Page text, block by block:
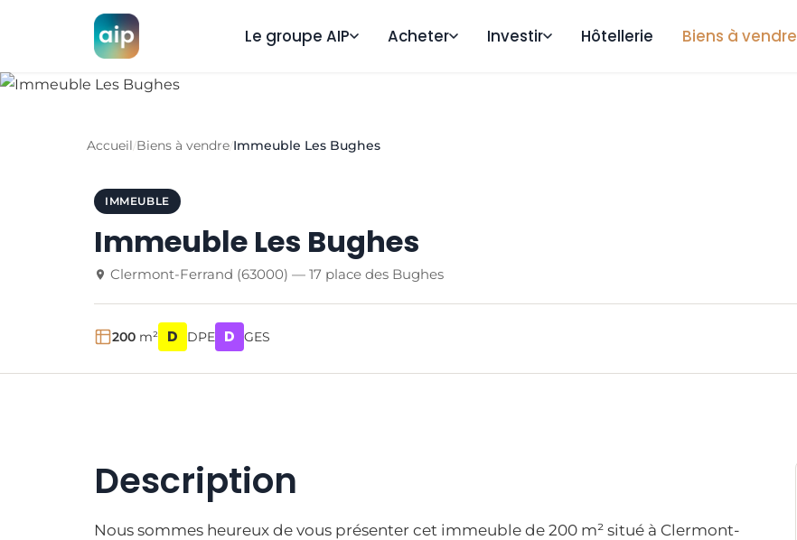
Le groupe AIP Acheter Investir Hôtellerie Biens à vendre
Accueil/Biens à vendre/Immeuble Les Bughes
IMMEUBLE
Immeuble Les Bughes
Clermont-Ferrand (63000) — 17 place des Bughes
200 m² D DPE D GES
Description
Nous sommes heureux de vous présenter cet immeuble de 200 m² situé à Clermont-